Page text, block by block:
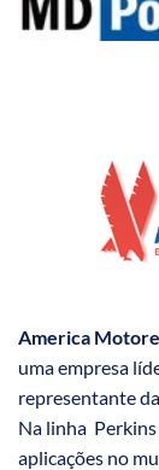
America
uma empresa
representante
Na linha Perkins
aplicações no